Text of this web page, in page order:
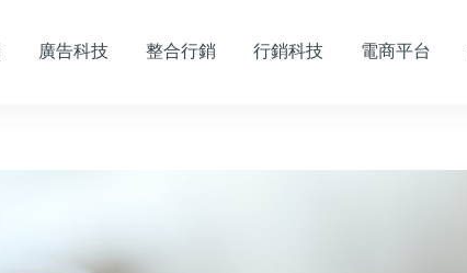
廣告科技 整合行銷 行銷科技 電商平台